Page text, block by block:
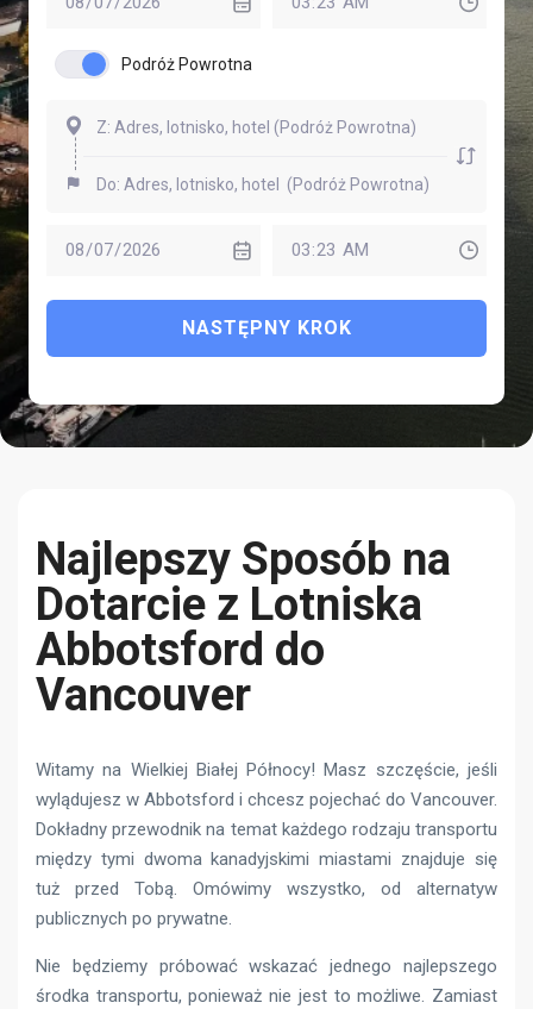
Podróż Powrotna
NASTĘPNY KROK
Najlepszy Sposób na
Dotarcie z Lotniska
Abbotsford do
Vancouver
Witamy na Wielkiej Białej Północy! Masz szczęście, jeśli
wylądujesz w Abbotsford i chcesz pojechać do Vancouver.
Dokładny przewodnik na temat każdego rodzaju transportu
między tymi dwoma kanadyjskimi miastami znajduje się
tuż przed Tobą. Omówimy wszystko, od alternatyw
publicznych po prywatne.
Nie będziemy próbować wskazać jednego najlepszego
środka transportu, ponieważ nie jest to możliwe. Zamiast